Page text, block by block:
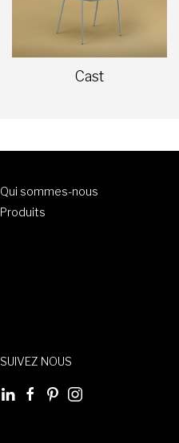
Cast
Qui sommes-nous
Produits
SUIVEZ NOUS